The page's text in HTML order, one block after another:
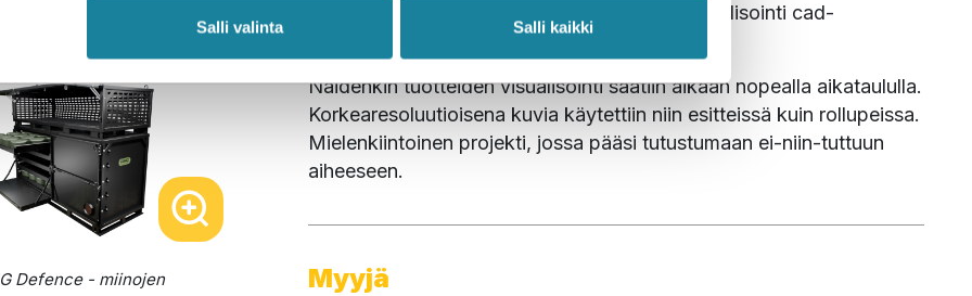
Salli valinta Salli kaikki
Defence - miinojen
Military-sektorille suunnattujen tuotteiden visualisointi cad-
materiaalista myynnin käyttöön.
Näidenkin tuotteiden visualisointi saatiin aikaan nopealla aikataululla.
Korkearesoluutioisena kuvia käytettiin niin esitteissä kuin rollupeissa.
Mielenkiintoinen projekti, jossa pääsi tutustumaan ei-niin-tuttuun
aiheeseen.
Myyjä